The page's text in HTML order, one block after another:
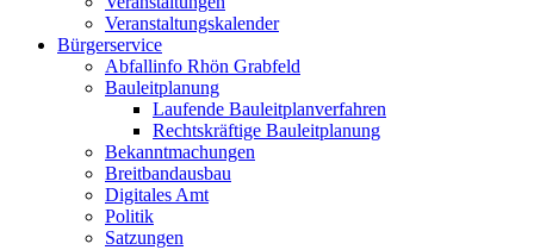
Veranstaltungskalender
Bürgerservice
Abfallinfo Rhön Grabfeld
Bauleitplanung
Laufende Bauleitplanverfahren
Rechtskräftige Bauleitplanung
Bekanntmachungen
Breitbandausbau
Digitales Amt
Politik
Satzungen